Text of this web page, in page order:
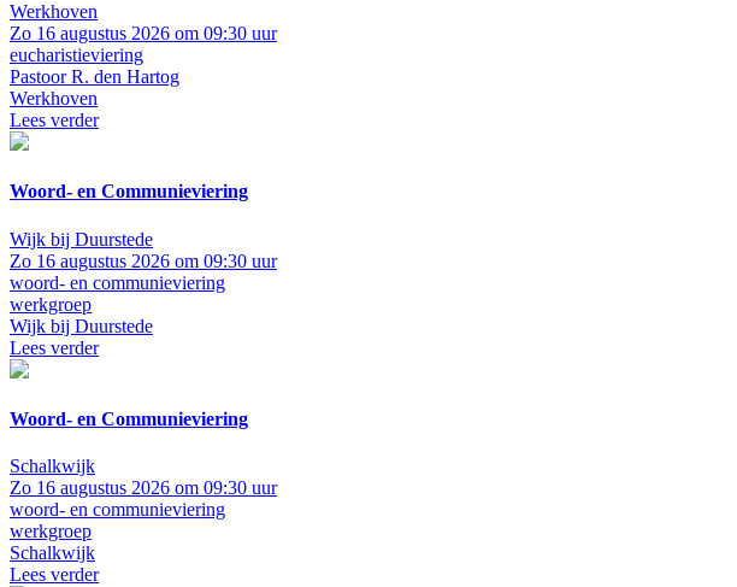
Werkhoven
Zo 16 augustus 2026 om 09:30 uur
eucharistieviering
Pastoor R. den Hartog
Werkhoven
Lees verder
Woord- en Communieviering
Wijk bij Duurstede
Zo 16 augustus 2026 om 09:30 uur
woord- en communieviering
werkgroep
Wijk bij Duurstede
Lees verder
Woord- en Communieviering
Schalkwijk
Zo 16 augustus 2026 om 09:30 uur
woord- en communieviering
werkgroep
Schalkwijk
Lees verder